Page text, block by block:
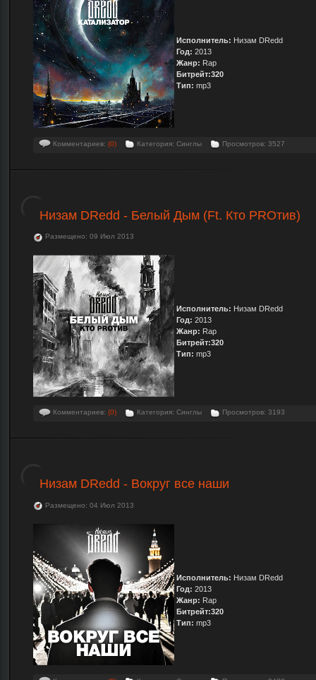
Исполнитель: Низам DRedd
Год: 2013
Жанр: Rap
Битрейт:320
Тип: mp3
Комментариев: (0) Категория: Синглы Просмотров: 3527
Низам DRedd - Белый Дым (Ft. Кто PROтив)
Размещено: 09 Июл 2013
Исполнитель: Низам DRedd
Год: 2013
Жанр: Rap
Битрейт:320
Тип: mp3
Комментариев: (0) Категория: Синглы Просмотров: 3193
Низам DRedd - Вокруг все наши
Размещено: 04 Июл 2013
Исполнитель: Низам DRedd
Год: 2013
Жанр: Rap
Битрейт:320
Тип: mp3